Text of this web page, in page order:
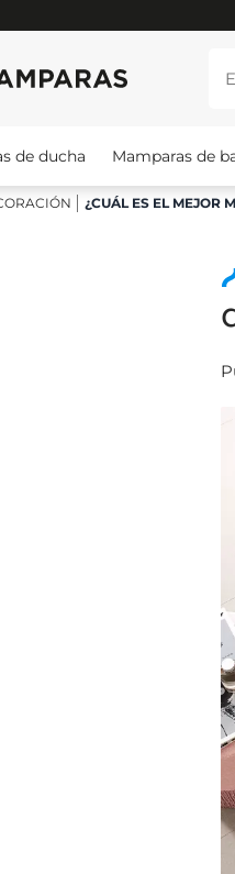
de ducha Mamparas de
¿CUÁL ES EL MEJOR